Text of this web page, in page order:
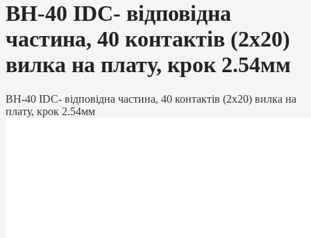
BH-40 IDC- відповідна
частина, 40 контактів (2х20)
вилка на плату, крок 2.54мм
BH-40 IDC- відповідна частина, 40 контактів (2х20) вилка на
плату, крок 2.54мм